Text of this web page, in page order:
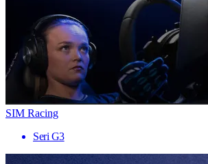
SIM Racing
Seri G3